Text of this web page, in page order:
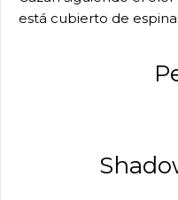
está cubierto de